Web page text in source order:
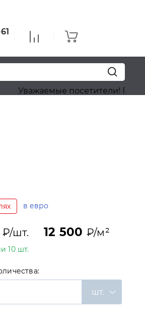
посетители! Приносим
в евро
₽/шт. 12 500 ₽/м²
10 шт.
шт.